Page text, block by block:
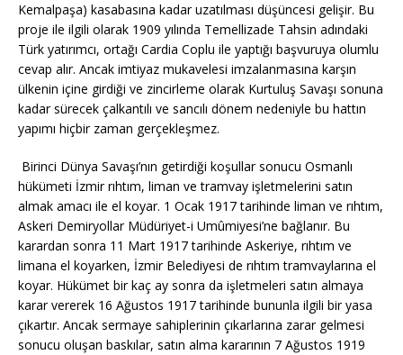
Kemalpaşa) kasabasına kadar uzatılması düşüncesi gelişir. Bu
proje ile ilgili olarak 1909 yılında Temellizade Tahsin adındaki
Türk yatırımcı, ortağı Cardia Coplu ile yaptığı başvuruya olumlu
cevap alır. Ancak imtiyaz mukavelesi imzalanmasına karşın
ülkenin içine girdiği ve zincirleme olarak Kurtuluş Savaşı sonuna
kadar sürecek çalkantılı ve sancılı dönem nedeniyle bu hattın
yapımı hiçbir zaman gerçekleşmez.
Birinci Dünya Savaşı’nın getirdiği koşullar sonucu Osmanlı
hükümeti İzmir rıhtım, liman ve tramvay işletmelerini satın
almak amacı ile el koyar. 1 Ocak 1917 tarihinde liman ve rıhtım,
Askeri Demiryollar Müdüriyet-i Umûmiyesi’ne bağlanır. Bu
karardan sonra 11 Mart 1917 tarihinde Askeriye, rıhtım ve
limana el koyarken, İzmir Belediyesi de rıhtım tramvaylarına el
koyar. Hükümet bir kaç ay sonra da işletmeleri satın almaya
karar vererek 16 Ağustos 1917 tarihinde bununla ilgili bir yasa
çıkartır. Ancak sermaye sahiplerinin çıkarlarına zarar gelmesi
sonucu oluşan baskılar, satın alma kararının 7 Ağustos 1919